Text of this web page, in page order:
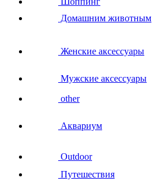
Домашним животным
Женские аксессуары
Мужские аксессуары
other
Аквариум
Outdoor
Путешествия